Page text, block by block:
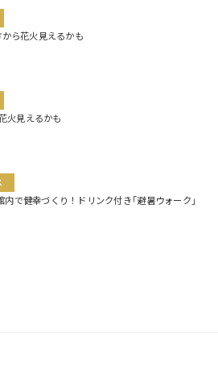
ら花火見えるかも
火見えるかも
内で健幸づくり！ドリンク付き｢避暑ウォーク｣